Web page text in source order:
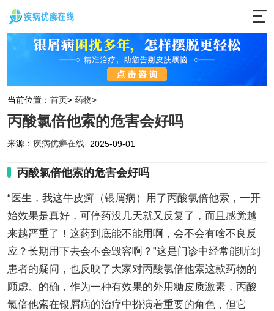
当前位置： 首页> 药物>
丙酸氯倍他索的危害会好吗
来源： 疾病优癣在线· 2025-09-01
丙酸氯倍他索的危害会好吗
“医生，我这牛皮癣（银屑病）用了丙酸氯倍他索，一开
始效果是真好，可停药没几天就又反复了，而且感觉越
来越严重了！这药到底能不能用啊，会不会有啥不良反
应？长期用下去会不会毁容啊？”这是门诊中经常能听到
患者的疑问，也反映了大家对丙酸氯倍他索这款药物的
顾虑。的确，作为一种有效果的外用糖皮质激素，丙酸
氯倍他索在银屑病的治疗中扮演着重要的角色，但它